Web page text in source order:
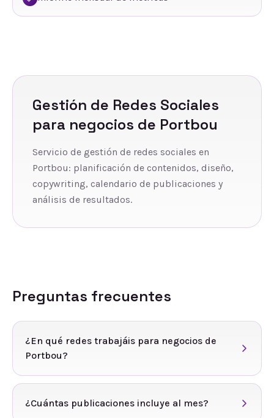
Gestión de Redes Sociales
para negocios de Portbou
Servicio de gestión de redes sociales en
Portbou: planificación de contenidos, diseño,
copywriting, calendario de publicaciones y
análisis de resultados.
Preguntas frecuentes
¿En qué redes trabajáis para negocios de
Portbou?
¿Cuántas publicaciones incluye al mes?